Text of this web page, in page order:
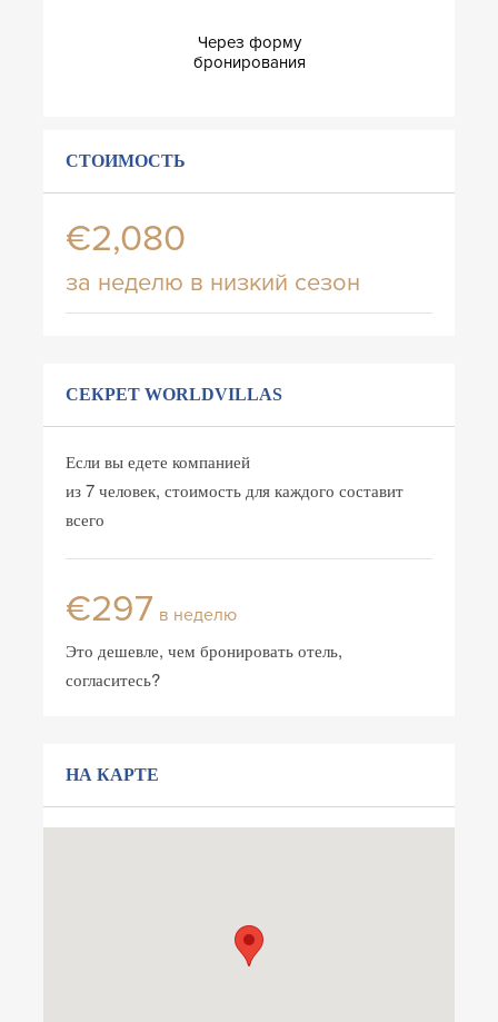
Через форму
бронирования
СТОИМОСТЬ
€2,080
за неделю в низкий сезон
СЕКРЕТ WORLDVILLAS
Если вы едете компанией
из 7 человек, стоимость для каждого составит
всего
€297 в неделю
Это дешевле, чем бронировать отель,
согласитесь?
НА КАРТЕ